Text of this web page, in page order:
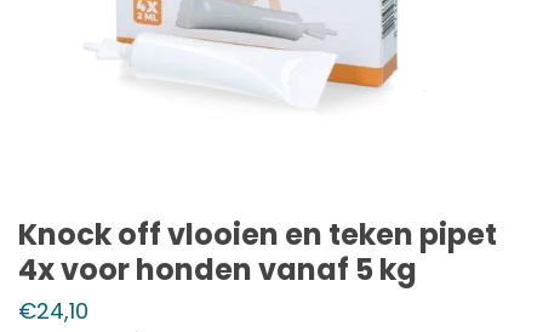
Knock off vlooien en teken pipet
4x voor honden vanaf 5 kg
€24,10